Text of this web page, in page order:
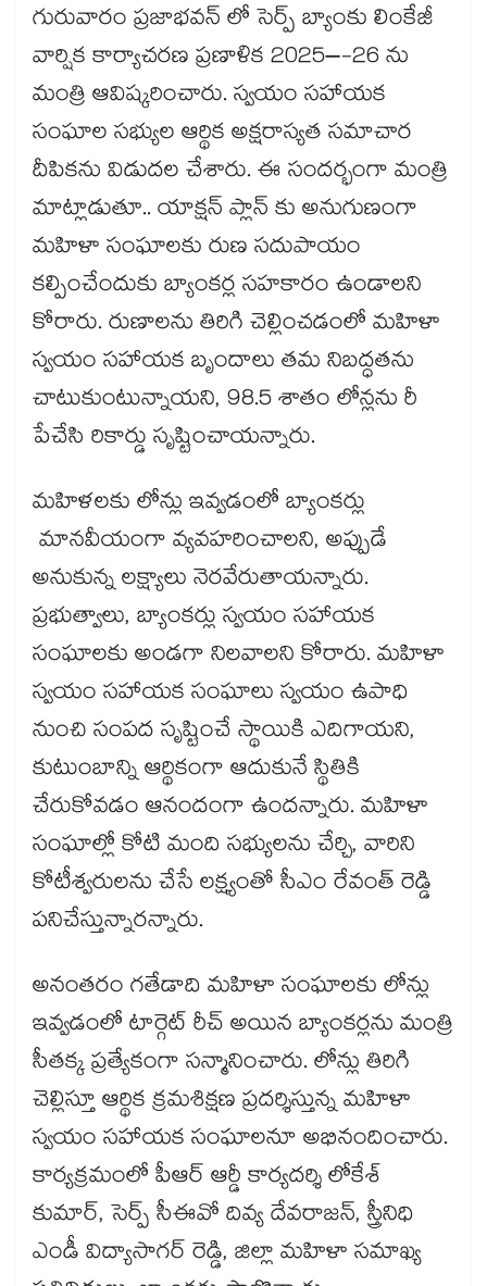
గురువారం ప్రజాభవన్ లో సెర్ప్ బ్యాంకు లింకేజీ
వార్షిక కార్యాచరణ ప్రణాళిక 2025–-26 ను
మంత్రి ఆవిష్కరించారు. స్వయం సహాయక
సంఘాల సభ్యుల ఆర్థిక అక్షరాస్యత సమాచార
దీపికను విడుదల చేశారు. ఈ సందర్భంగా మంత్రి
మాట్లాడుతూ.. యాక్షన్ ప్లాన్ కు అనుగుణంగా
మహిళా సంఘాలకు రుణ సదుపాయం
కల్పించేందుకు బ్యాంకర్ల సహకారం ఉండాలని
కోరారు. రుణాలను తిరిగి చెల్లించడంలో మహిళా
స్వయం సహాయక బృందాలు తమ నిబద్ధతను
చాటుకుంటున్నాయని, 98.5 శాతం లోన్లను రీ
పేచేసి రికార్డు సృష్టించాయన్నారు.
మహిళలకు లోన్లు ఇవ్వడంలో బ్యాంకర్లు
మానవీయంగా వ్యవహరించాలని, అప్పుడే
అనుకున్న లక్ష్యాలు నెరవేరుతాయన్నారు.
ప్రభుత్వాలు, బ్యాంకర్లు స్వయం సహాయక
సంఘాలకు అండగా నిలవాలని కోరారు. మహిళా
స్వయం సహాయక సంఘాలు స్వయం ఉపాధి
నుంచి సంపద సృష్టించే స్థాయికి ఎదిగాయని,
కుటుంబాన్ని ఆర్థికంగా ఆదుకునే స్థితికి
చేరుకోవడం ఆనందంగా ఉందన్నారు. మహిళా
సంఘాల్లో కోటి మంది సభ్యులను చేర్చి, వారిని
కోటీశ్వరులను చేసే లక్ష్యంతో సీఎం రేవంత్ రెడ్డి
పనిచేస్తున్నారన్నారు.
అనంతరం గతేడాది మహిళా సంఘాలకు లోన్లు
ఇవ్వడంలో టార్గెట్ రీచ్ అయిన బ్యాంకర్లను మంత్రి
సీతక్క ప్రత్యేకంగా సన్మానించారు. లోన్లు తిరిగి
చెల్లిస్తూ ఆర్థిక క్రమశిక్షణ ప్రదర్శిస్తున్న మహిళా
స్వయం సహాయక సంఘాలనూ అభినందించారు.
కార్యక్రమంలో పీఆర్ ఆర్డీ కార్యదర్శి లోకేశ్
కుమార్, సెర్ప్ సీఈవో దివ్య దేవరాజన్, స్త్రీనిధి
ఎండీ విద్యాసాగర్ రెడ్డి, జిల్లా మహిళా సమాఖ్య